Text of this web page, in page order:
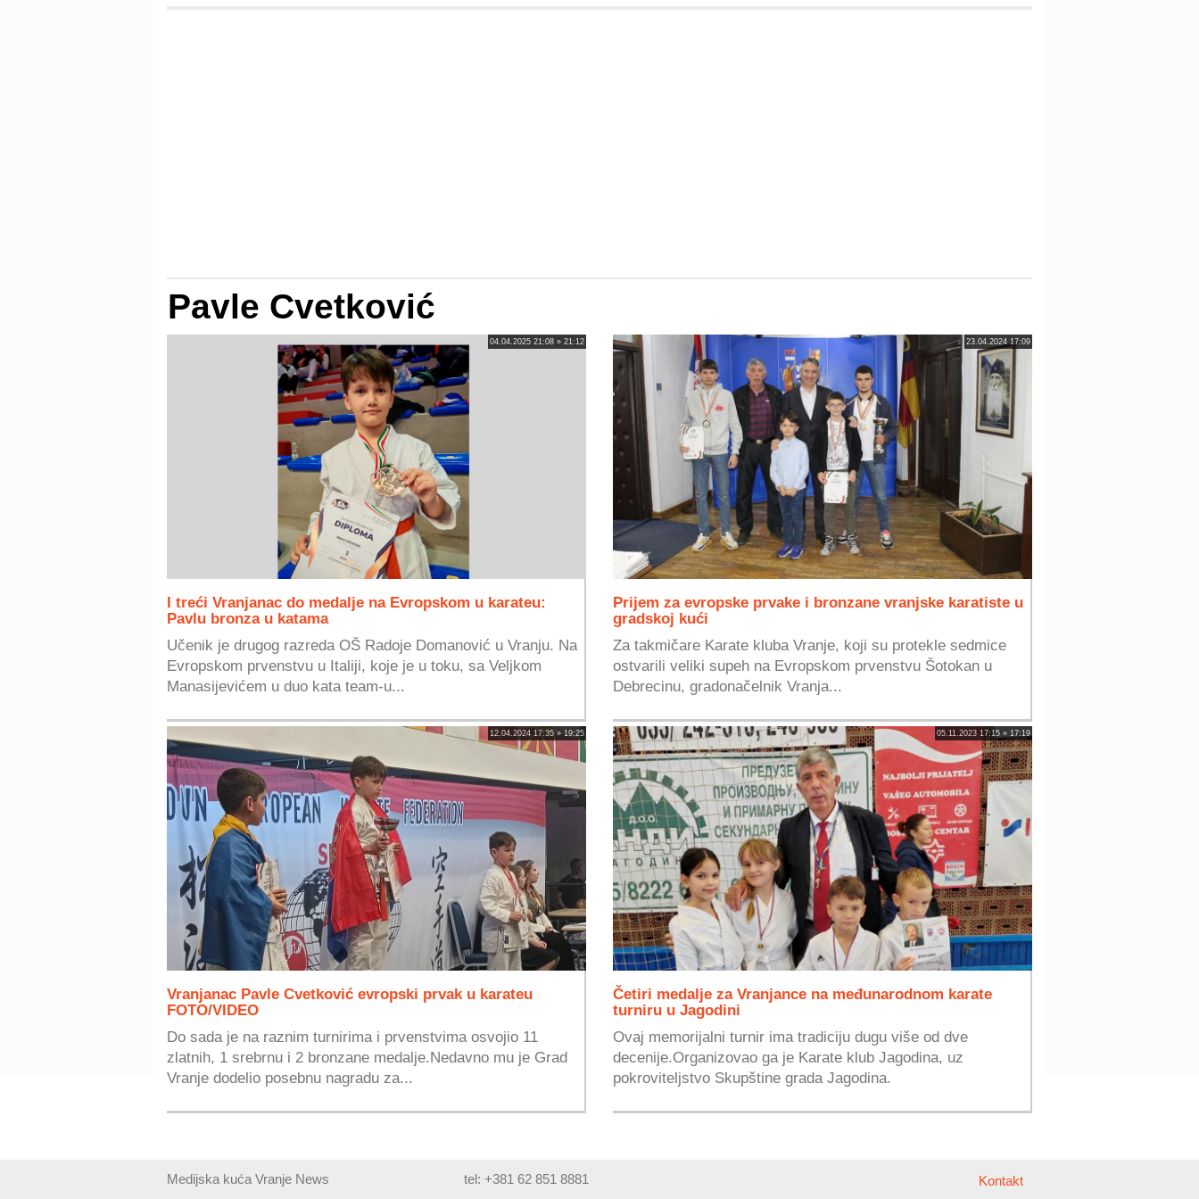
Pavle Cvetković
04.04.2025 21:08 » 21:12
I treći Vranjanac do medalje na Evropskom u karateu:
Pavlu bronza u katama
Učenik je drugog razreda OŠ Radoje Domanović u Vranju. Na
Evropskom prvenstvu u Italiji, koje je u toku, sa Veljkom
Manasijevićem u duo kata team-u...
23.04.2024 17:09
Prijem za evropske prvake i bronzane vranjske karatiste u
gradskoj kući
Za takmičare Karate kluba Vranje, koji su protekle sedmice
ostvarili veliki supeh na Evropskom prvenstvu Šotokan u
Debrecinu, gradonačelnik Vranja...
12.04.2024 17:35 » 19:25
Vranjanac Pavle Cvetković evropski prvak u karateu
FOTO/VIDEO
Do sada je na raznim turnirima i prvenstvima osvojio 11
zlatnih, 1 srebrnu i 2 bronzane medalje.Nedavno mu je Grad
Vranje dodelio posebnu nagradu za...
05.11.2023 17:15 » 17:19
Četiri medalje za Vranjance na međunarodnom karate
turniru u Jagodini
Ovaj memorijalni turnir ima tradiciju dugu više od dve
decenije.Organizovao ga je Karate klub Jagodina, uz
pokroviteljstvo Skupštine grada Jagodina.
Medijska kuća Vranje News tel: +381 62 851 8881 Kontakt